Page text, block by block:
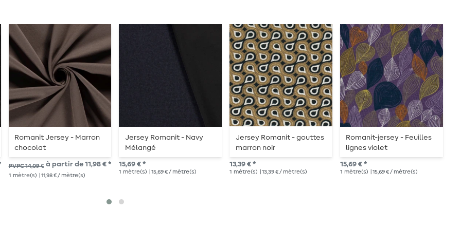
Romanit Jersey - Marron
chocolat
PVPC 14,09 € à partir de 11,98 € *
1 mètre(s) | 11,98 € / mètre(s)
Jersey Romanit - Navy
Mélangé
15,69 € *
1 mètre(s) | 15,69 € / mètre(s)
Jersey Romanit - gouttes
marron noir
13,39 € *
1 mètre(s) | 13,39 € / mètre(s)
Romanit-jersey - Feuilles
lignes violet
15,69 € *
1 mètre(s) | 15,69 € / mètre(s)